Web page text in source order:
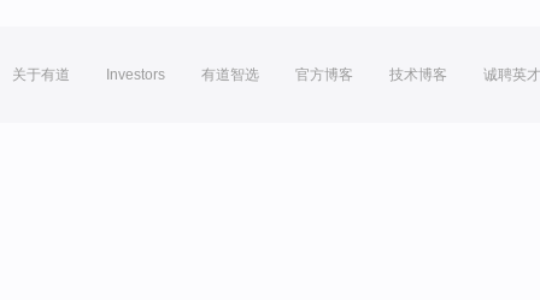
关于有道 Investors 有道智选 官方博客 技术博客 诚聘英才